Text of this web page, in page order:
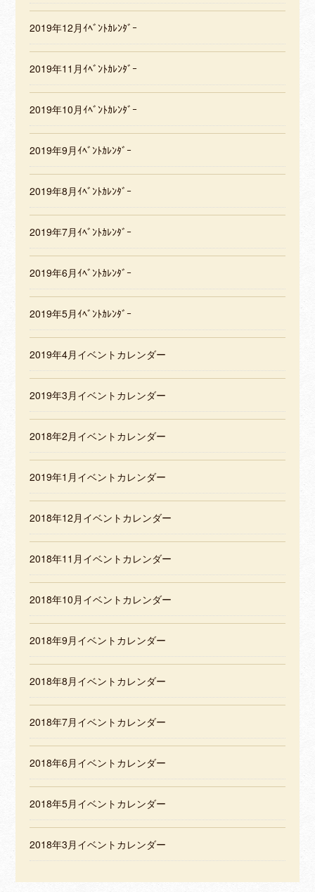
2019年12月ｲﾍﾞﾝﾄｶﾚﾝﾀﾞｰ
2019年11月ｲﾍﾞﾝﾄｶﾚﾝﾀﾞｰ
2019年10月ｲﾍﾞﾝﾄｶﾚﾝﾀﾞｰ
2019年9月ｲﾍﾞﾝﾄｶﾚﾝﾀﾞｰ
2019年8月ｲﾍﾞﾝﾄｶﾚﾝﾀﾞｰ
2019年7月ｲﾍﾞﾝﾄｶﾚﾝﾀﾞｰ
2019年6月ｲﾍﾞﾝﾄｶﾚﾝﾀﾞｰ
2019年5月ｲﾍﾞﾝﾄｶﾚﾝﾀﾞｰ
2019年4月イベントカレンダー
2019年3月イベントカレンダー
2018年2月イベントカレンダー
2019年1月イベントカレンダー
2018年12月イベントカレンダー
2018年11月イベントカレンダー
2018年10月イベントカレンダー
2018年9月イベントカレンダー
2018年8月イベントカレンダー
2018年7月イベントカレンダー
2018年6月イベントカレンダー
2018年5月イベントカレンダー
2018年3月イベントカレンダー